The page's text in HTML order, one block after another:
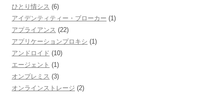
ひとり情シス (6)
アイデンティティー・ブローカー (1)
アプライアンス (22)
アプリケーションプロキシ (1)
アンドロイド (10)
エージェント (1)
オンプレミス (3)
オンラインストレージ (2)